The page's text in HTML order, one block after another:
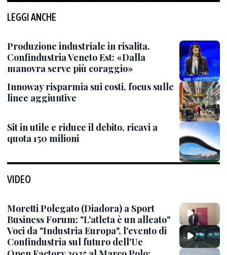
LEGGI ANCHE
Produzione industriale in risalita.
Confindustria Veneto Est: «Dalla
manovra serve più coraggio»
Innoway risparmia sui costi, focus sulle
linee aggiuntive
Sit in utile e riduce il debito, ricavi a
quota 150 milioni
VIDEO
Moretti Polegato (Diadora) a Sport
Business Forum: "L'atleta è un alleato"
Voci da "Industria Europa", l'evento di
Confindustria sul futuro dell'Ue